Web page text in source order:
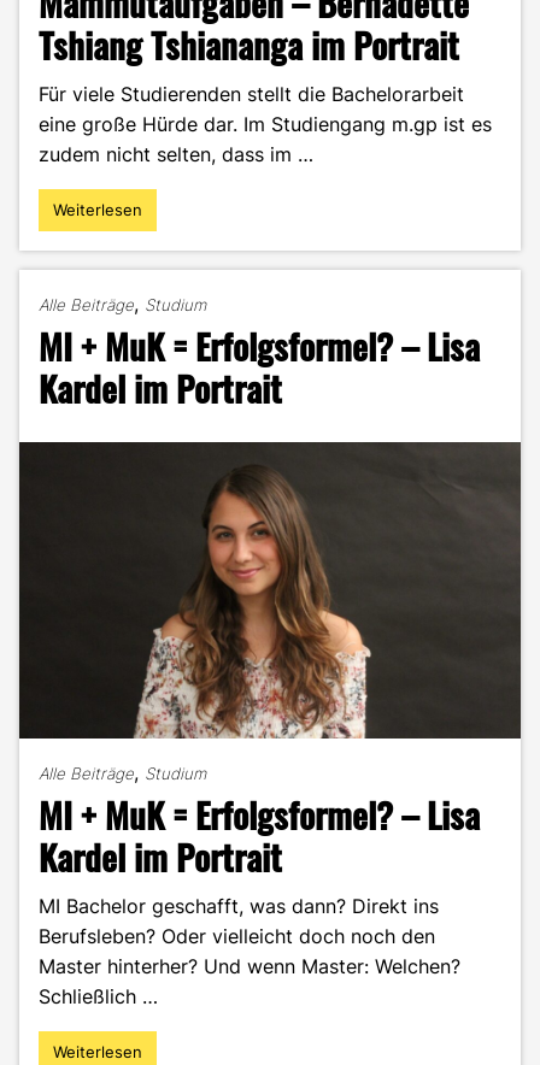
Tshiang Tshiananga im Portrait
Für viele Studierenden stellt die Bachelorarbeit
eine große Hürde dar. Im Studiengang m.gp ist es
zudem nicht selten, dass im …
"Animationsfilme
und
–
Bernadette
Tshiang
Tshiananga
Portrait"
Weiterlesen
Alle Beiträge, Studium
MI + MuK = Erfolgsformel? – Lisa
Kardel im Portrait
Alle Beiträge, Studium
MI + MuK = Erfolgsformel? – Lisa
Kardel im Portrait
MI Bachelor geschafft, was dann? Direkt ins
Berufsleben? Oder vielleicht doch noch den
Master hinterher? Und wenn Master: Welchen?
Schließlich …
"MI
Weiterlesen